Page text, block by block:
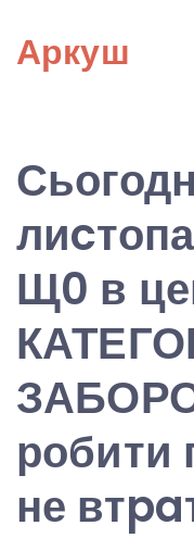
content
Аркуш
Щ0 в
робити
не